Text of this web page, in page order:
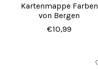
Kartenmappe Farben
von Bergen
€10,99